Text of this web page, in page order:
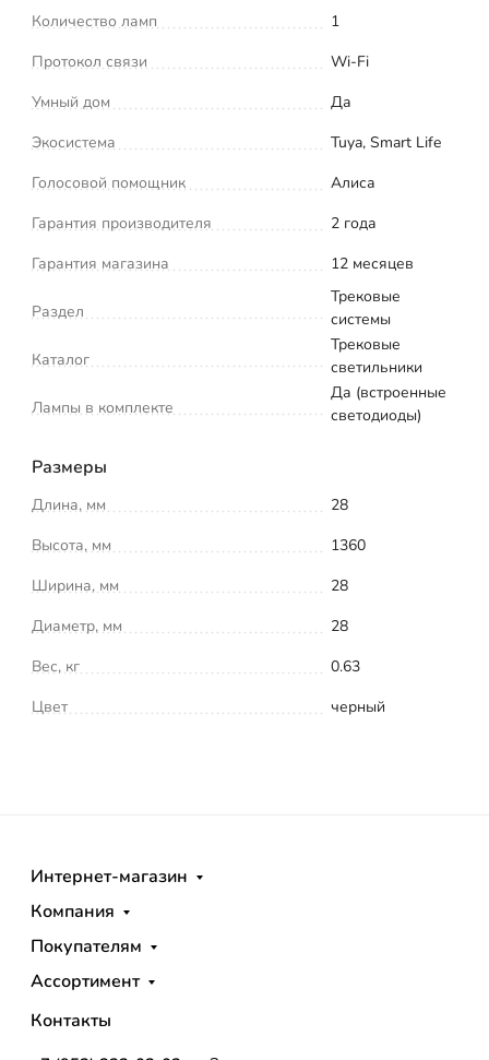
Количество ламп
1
Протокол связи
Wi-Fi
Умный дом
Да
Экосистема
Tuya, Smart Life
Голосовой помощник
Алиса
Гарантия производителя
2 года
Гарантия магазина
12 месяцев
Раздел
Трековые
системы
Каталог
Трековые
светильники
Лампы в комплекте
Да (встроенные
светодиоды)
Размеры
Длина, мм
28
Высота, мм
1360
Ширина, мм
28
Диаметр, мм
28
Вес, кг
0.63
Цвет
черный
Интернет-магазин
Компания
Покупателям
Ассортимент
Контакты